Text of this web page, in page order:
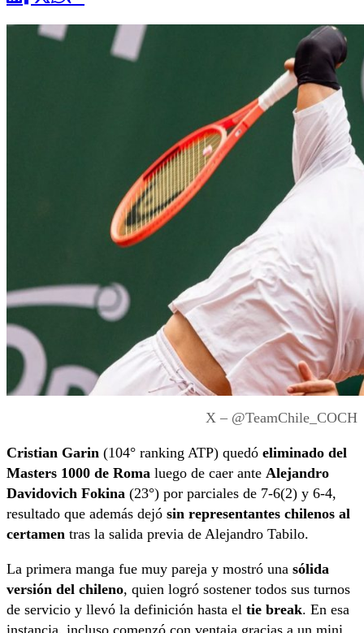
X – @TeamChile_COCH
Cristian Garin (104° ranking ATP) quedó eliminado del
Masters 1000 de Roma luego de caer ante Alejandro
Davidovich Fokina (23°) por parciales de 7-6(2) y 6-4,
resultado que además dejó sin representantes chilenos al
certamen tras la salida previa de Alejandro Tabilo.
La primera manga fue muy pareja y mostró una sólida
versión del chileno, quien logró sostener todos sus turnos
de servicio y llevó la definición hasta el tie break. En esa
instancia, incluso comenzó con ventaja gracias a un mini